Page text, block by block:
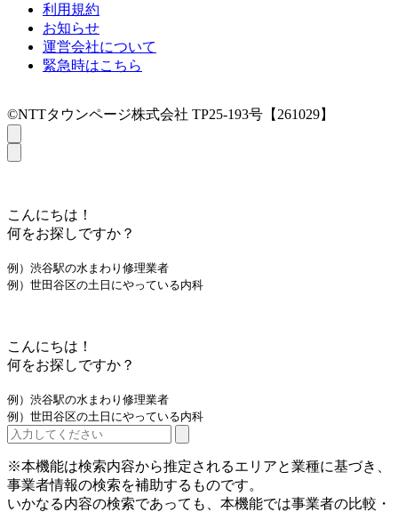
利用規約
お知らせ
運営会社について
緊急時はこちら
©NTTタウンページ株式会社 TP25-193号【261029】
こんにちは！
何をお探しですか？
例）渋谷駅の水まわり修理業者
例）世田谷区の土日にやっている内科
こんにちは！
何をお探しですか？
例）渋谷駅の水まわり修理業者
例）世田谷区の土日にやっている内科
※本機能は検索内容から推定されるエリアと業種に基づき、
事業者情報の検索を補助するものです。
いかなる内容の検索であっても、本機能では事業者の比較・